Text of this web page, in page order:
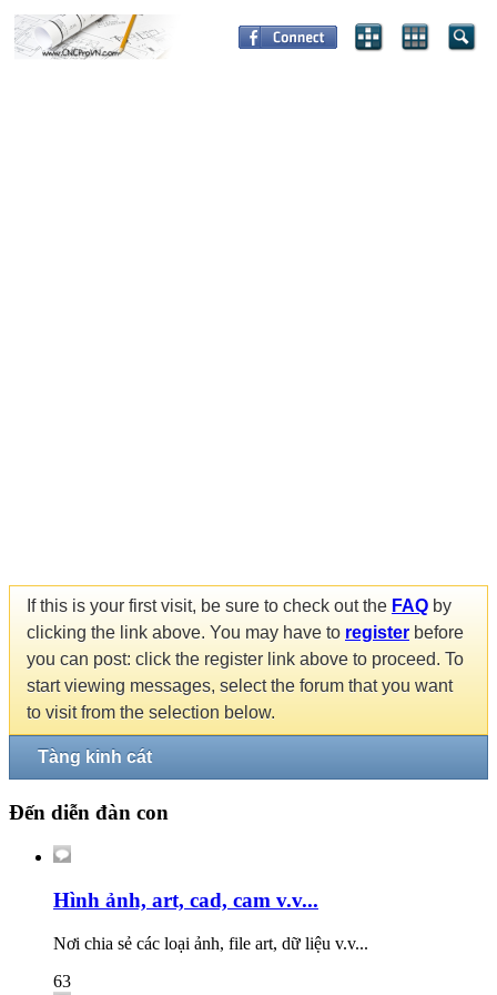
If this is your first visit, be sure to check out the FAQ by
clicking the link above. You may have to register before
you can post: click the register link above to proceed. To
start viewing messages, select the forum that you want
to visit from the selection below.
Tàng kinh cát
Đến diễn đàn con
Hình ảnh, art, cad, cam v.v...
Nơi chia sẻ các loại ảnh, file art, dữ liệu v.v...
63